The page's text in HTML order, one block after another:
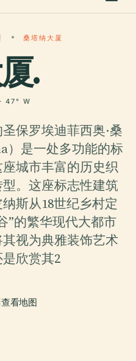
桑塔纳大厦
.
47° W
保罗埃迪菲西奥·桑
）是一处多功能的标
城市丰富的历史织
。这座标志性建筑
斯从18世纪乡村定
”的繁华现代大都市
视为典雅装饰艺术
欣赏其2
查看地图